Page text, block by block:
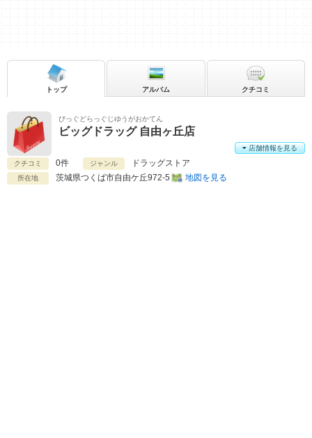
びっぐどらっぐじゆうがおかてん
ビッグドラッグ 自由ヶ丘店
クチコミ 0件 ジャンル ドラッグストア
所在地 茨城県つくば市自由ケ丘972-5 地図を見る
店舗情報を見る
トップ アルバム クチコミ